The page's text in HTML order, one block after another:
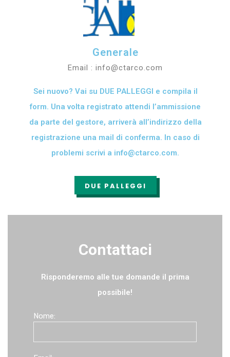
Generale
Email : info@ctarco.com
Sei nuovo? Vai su DUE PALLEGGI e compila il
form. Una volta registrato attendi l’ammissione
da parte del gestore, arriverà all’indirizzo della
registrazione una mail di conferma. In caso di
problemi scrivi a info@ctarco.com.
DUE PALLEGGI
Contattaci
Risponderemo alle tue domande il prima
possibile!
Nome: